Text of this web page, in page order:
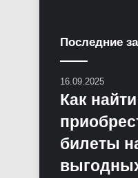
Последние
16.09.2025
Как
билеты